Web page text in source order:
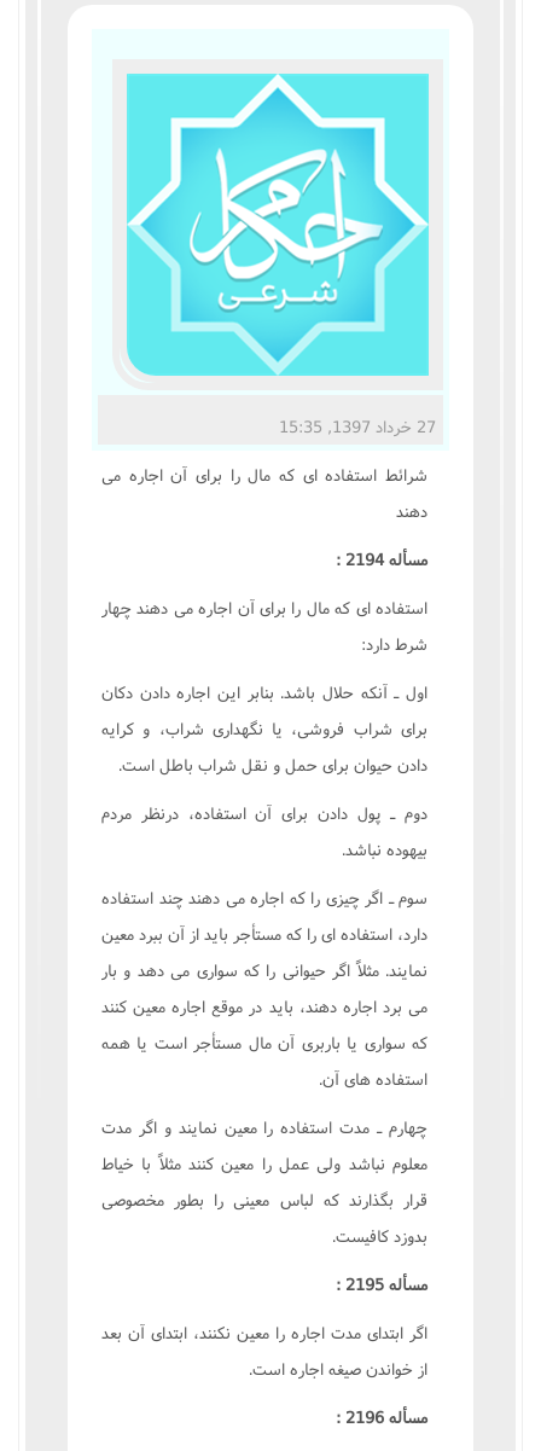
27 خرداد 1397, 15:35
شرائط استفاده اى که مال را براى آن اجاره مى
دهند
مسأله 2194 :
استفاده اى که مال را براى آن اجاره مى دهند چهار
شرط دارد:
اول ـ آنکه حلال باشد. بنابر اين اجاره دادن دکان
براى شراب فروشى، يا نگهدارى شراب، و کرايه
دادن حيوان براى حمل و نقل شراب باطل است.
دوم ـ پول دادن براى آن استفاده، درنظر مردم
بيهوده نباشد.
سوم ـ اگر چيزى را که اجاره مى دهند چند استفاده
دارد، استفاده اى را که مستأجر بايد از آن ببرد معين
نمايند. مثلاً اگر حيوانى را که سوارى مى دهد و بار
مى برد اجاره دهند، بايد در موقع اجاره معين کنند
که سوارى يا باربرى آن مال مستأجر است يا همه
استفاده هاى آن.
چهارم ـ مدت استفاده را معين نمايند و اگر مدت
معلوم نباشد ولى عمل را معين کنند مثلاً با خياط
قرار بگذارند که لباس معينى را بطور مخصوصى
بدوزد کافيست.
مسأله 2195 :
اگر ابتداى مدت اجاره را معين نکنند، ابتداى آن بعد
از خواندن صيغه اجاره است.
مسأله 2196 :